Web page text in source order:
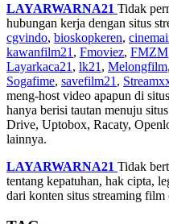
LAYARWARNA21 Tidak
hubungan kerja dengan situs
cgvindo, bioskopkeren,
kawanfilm21 , Fmoviez, FMZM
Layarkaca21 , lk21 , Melongfilm,
Sogafime, savefilm21 ,
meng-host video apapun di situs
hanya berisi tautan menuju
Drive, Uptobox, Racaty,
lainnya.
LAYARWARNA21 Tidak
tentang kepatuhan, hak cipta,
dari konten situs streaming